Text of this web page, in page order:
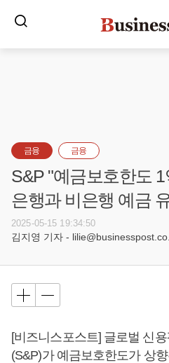
금융 금융
S&P "예금보호한도
은행과 비은행 예금
2025-05-15 19:34:50
김지영 기자 -
[비즈니스포스트] 글로벌 신
(S&P)가 예금보호한도가 상